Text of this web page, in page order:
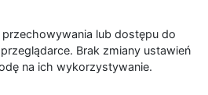
lub dostępu do
Brak zmiany ustawień
na ich wykorzystywanie.